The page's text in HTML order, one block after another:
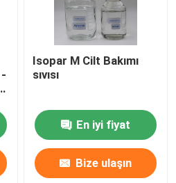
Isopar M Cilt Bakımı
sıvısı
En iyi fiyat
Bize ulaşın